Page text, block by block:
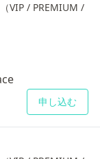
VIP / PREMIUM /
申し込む